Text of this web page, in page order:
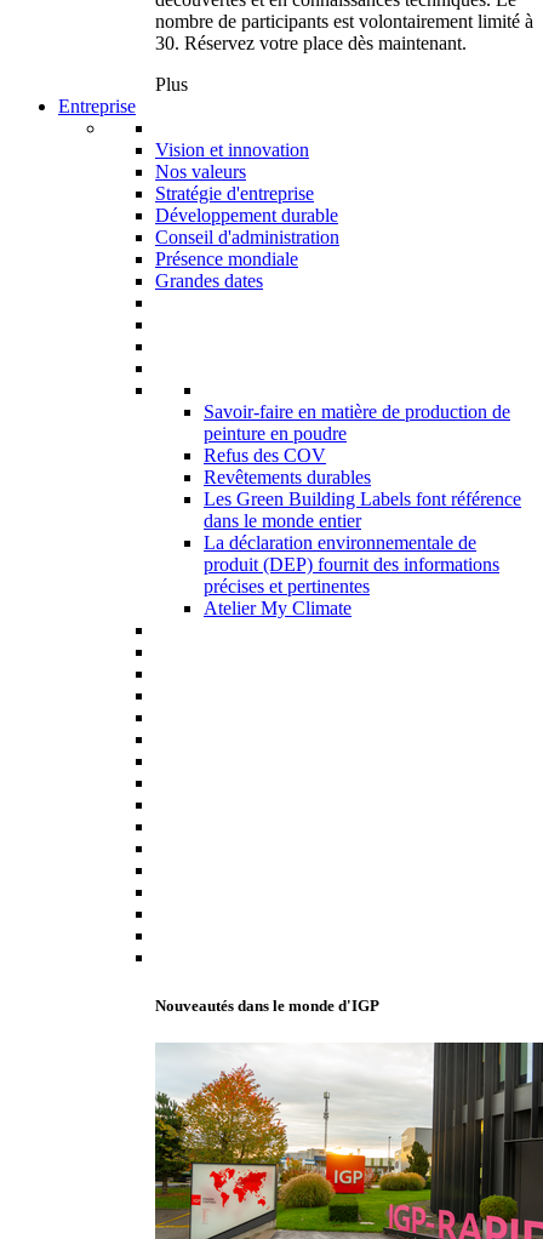
nombre de participants est volontairement limité à
30. Réservez votre place dès maintenant.
Plus
Entreprise
Vision et innovation
Nos valeurs
Stratégie d'entreprise
Développement durable
Conseil d'administration
Présence mondiale
Grandes dates
Savoir-faire en matière de production de
peinture en poudre
Refus des COV
Revêtements durables
Les Green Building Labels font référence
dans le monde entier
La déclaration environnementale de
produit (DEP) fournit des informations
précises et pertinentes
Atelier My Climate
Nouveautés dans le monde d'IGP